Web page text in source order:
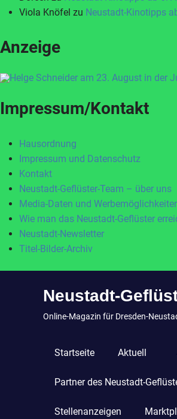
Viola Knöfel zu Neustadt-Kinotipps
Anzeige
Impressum/Kontakt
Hausordnung
Impressum und Datenschutz
Kontakt
Neustadt-Geflüster-Team – über uns
Media-Daten und
Wie man das Neustadt-Geflüster
Neustadt-Newsletter
Titel-Bilder-Archiv
Neustadt-
Online-Magazin für Dresden-
Startseite Aktuell
Partner des Neustadt-
Stellenanzeigen